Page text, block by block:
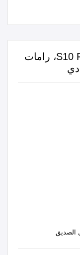
سامسونج جالكسي تاب S10 FE 5G، رامات
الصديق